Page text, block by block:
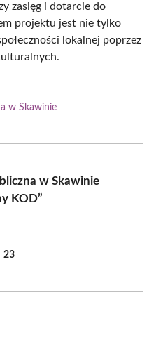
zasięg i dotarcie do
projektu jest nie tylko
lokalnej poprzez
w Skawinie
w Skawinie
KOD”
23